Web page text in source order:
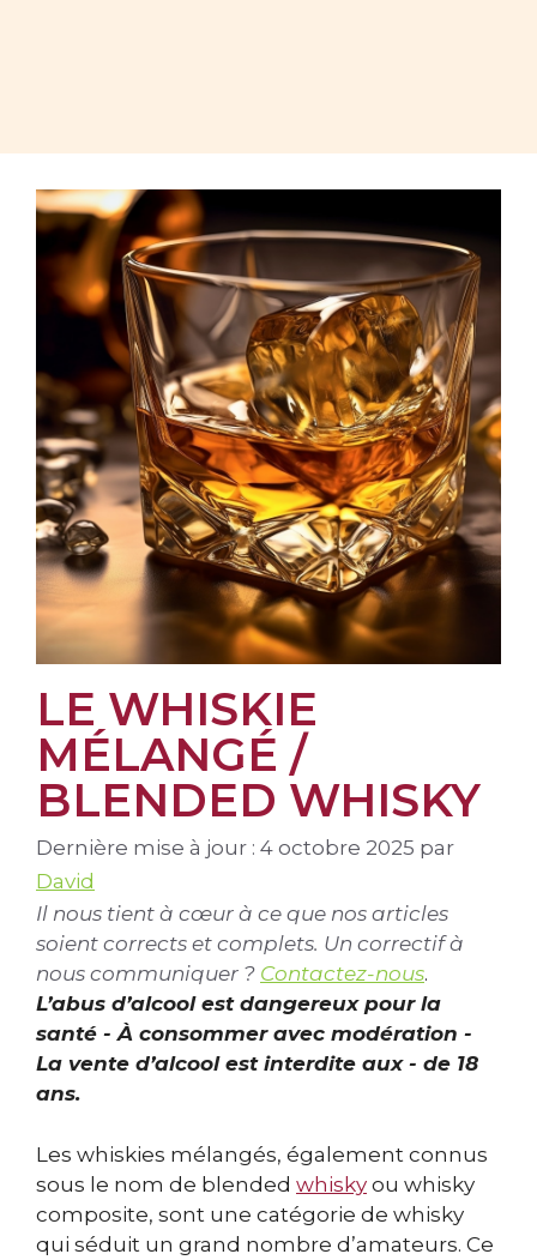
LE WHISKIE
MÉLANGÉ /
BLENDED WHISKY
Dernière mise à jour : 4 octobre 2025 par
David
Il nous tient à cœur à ce que nos articles
soient corrects et complets. Un correctif à
nous communiquer ? Contactez-nous.
L’abus d’alcool est dangereux pour la
santé - À consommer avec modération -
La vente d’alcool est interdite aux - de 18
ans.
Les whiskies mélangés, également connus
sous le nom de blended whisky ou whisky
composite, sont une catégorie de whisky
qui séduit un grand nombre d’amateurs. Ce